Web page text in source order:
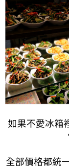
如果不愛冰箱
全部價格都統